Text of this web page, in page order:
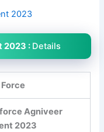
2023
2023 : Details
Agniveer
2023